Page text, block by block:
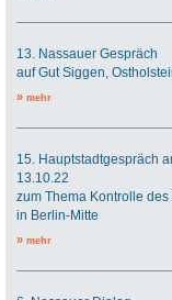
13. Nassauer Gespräch
auf Gut Siggen,
» mehr
15. Hauptstadtgespräch
13.10.22
zum Thema Kontrolle des
in Berlin-Mitte
» mehr